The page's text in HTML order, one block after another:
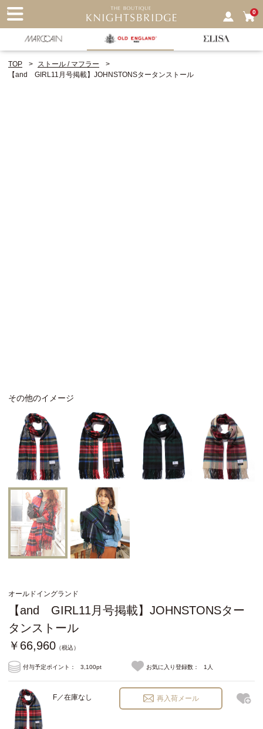
0
TOP
ストール / マフラー
【and GIRL11月号掲載】JOHNSTONSタータンストール
その他のイメージ
オールドイングランド
【and GIRL11月号掲載】JOHNSTONSター
タンストール
￥66,960 （税込）
付与予定ポイント： 3,100pt お気に入り登録数： 1人
F／在庫なし 再入荷メール